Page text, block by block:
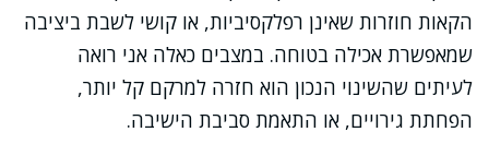
הקאות חוזרות שאינן רפלקסיביות, או קושי לשבת ביציבה
שמאפשרת אכילה בטוחה. במצבים כאלה אני רואה
לעיתים שהשינוי הנכון הוא חזרה למרקם קל יותר,
הפחתת גירויים, או התאמת סביבת הישיבה.